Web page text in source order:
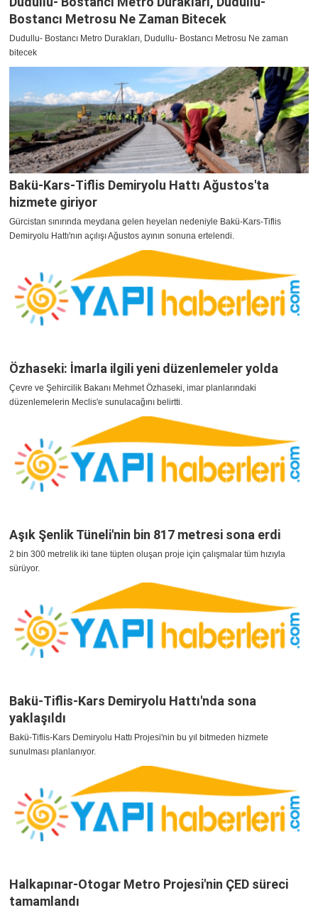
Bostancı Metrosu Ne Zaman Bitecek
Dudullu- Bostancı Metro Durakları, Dudullu- Bostancı Metrosu Ne zaman
bitecek
Bakü-Kars-Tiflis Demiryolu Hattı Ağustos'ta
hizmete giriyor
Gürcistan sınırında meydana gelen heyelan nedeniyle Bakü-Kars-Tiflis
Demiryolu Hattı'nın açılışı Ağustos ayının sonuna ertelendi.
Özhaseki: İmarla ilgili yeni düzenlemeler yolda
Çevre ve Şehircilik Bakanı Mehmet Özhaseki, imar planlarındaki
düzenlemelerin Meclis'e sunulacağını belirtti.
Aşık Şenlik Tüneli'nin bin 817 metresi sona erdi
2 bin 300 metrelik iki tane tüpten oluşan proje için çalışmalar tüm hızıyla
sürüyor.
Bakü-Tiflis-Kars Demiryolu Hattı'nda sona
yaklaşıldı
Bakü-Tiflis-Kars Demiryolu Hattı Projesi'nin bu yıl bitmeden hizmete
sunulması planlanıyor.
Halkapınar-Otogar Metro Projesi'nin ÇED süreci
tamamlandı